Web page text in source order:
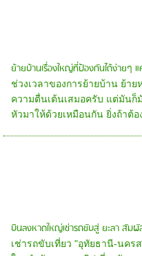
ย้ายบ้านเรื่องใหญ่ที่ป้องกันได้ง่ายๆ แ
ช่วงเวลาของการย้ายบ้าน ย้า
ความตื่นเต้นเสมอครับ แต่มันก็
หัวมาให้ด้วยเหมือนกัน ยิ่งถ้าต้
บินลงหาดใหญ่เช่ารถขับสู่ ยะลา สัมผั
เช่ารถขับเที่ยว "อุทัยธานี-นคร